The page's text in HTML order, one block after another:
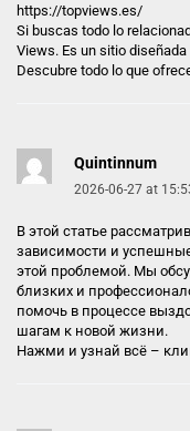
https://topviews.es/
Si buscas todo lo
Views. Es un sitio
Descubre todo lo que
Quintinnum
2026-06-27 at
В этой статье
зависимости и
этой проблемой. Мы
близких и
помочь в процессе
шагам к новой жизни.
Нажми и узнай всё –